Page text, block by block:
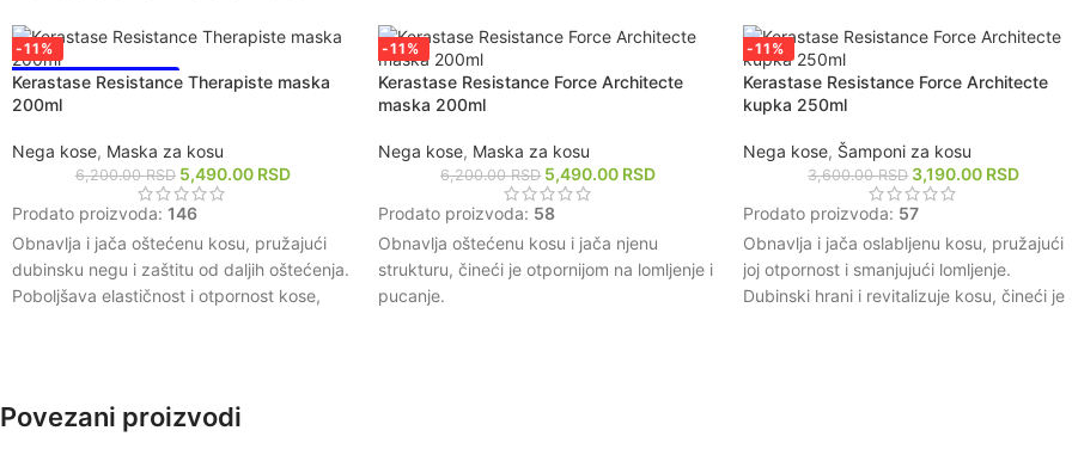
-11%
NAJPRODAVANIJE!
Kerastase Resistance Therapiste maska
200ml
Nega kose, Maska za kosu
6,200.00RSD 5,490.00 RSD
Prodato proizvoda: 146
Obnavlja i jača oštećenu kosu, pružajući
dubinsku negu i zaštitu od daljih oštećenja.
Poboljšava elastičnost i otpornost kose,
prirodni volumen i punoću.
-11%
Kerastase Resistance Force Architecte
maska 200ml
Nega kose, Maska za kosu
6,200.00RSD 5,490.00 RSD
Prodato proizvoda: 58
Obnavlja oštećenu kosu i jača njenu
strukturu, čineći je otpornijom na lomljenje i
pucanje.
-11%
Kerastase Resistance Force Architecte
kupka 250ml
Nega kose, Šamponi za kosu
3,600.00RSD 3,190.00 RSD
Prodato proizvoda: 57
Obnavlja i jača oslabljenu kosu, pružajući
joj otpornost i smanjujući lomljenje.
Dubinski hrani i revitalizuje kosu, čineći je
Povezani proizvodi